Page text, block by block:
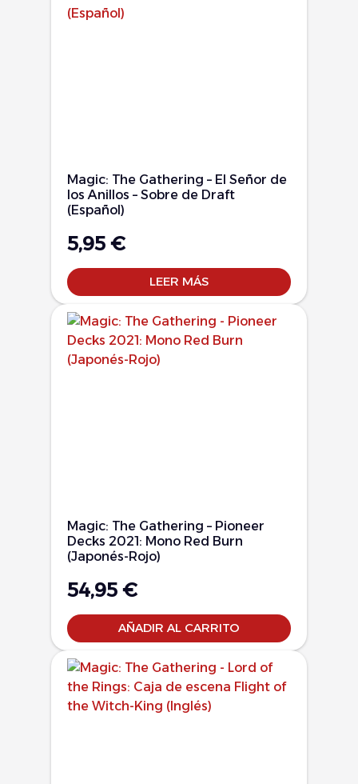
Magic: The Gathering – El Señor de
los Anillos – Sobre de Draft
(Español)
5,95 €
LEER MÁS
Magic: The Gathering – Pioneer
Decks 2021: Mono Red Burn
(Japonés-Rojo)
54,95 €
AÑADIR AL CARRITO